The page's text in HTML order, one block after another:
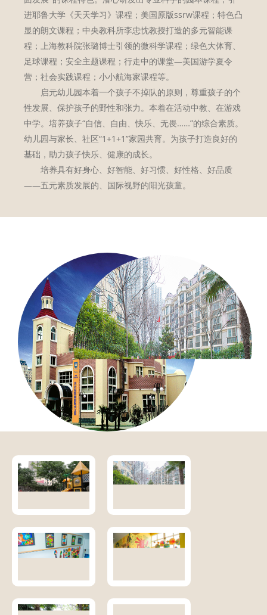
进耶鲁大学《天天学习》课程；美国原版ssrw课程；特色凸
显的朗文课程；中央教科所李忠忱教授打造的多元智能课
程；上海教科院张璐博士引领的微科学课程；绿色大体育、
足球课程；安全主题课程；行走中的课堂—美国游学夏令
营；社会实践课程；小小航海家课程等。
启元幼儿园本着一个孩子不掉队的原则，尊重孩子的个
性发展、保护孩子的野性和张力。本着在活动中教、在游戏
中学。培养孩子“自信、自由、快乐、无畏……”的综合素质。
幼儿园与家长、社区“1+1+1”家园共育。为孩子打造良好的
基础，助力孩子快乐、健康的成长。
培养具有好身心、好智能、好习惯、好性格、好品质
——五元素质发展的、国际视野的阳光孩童。